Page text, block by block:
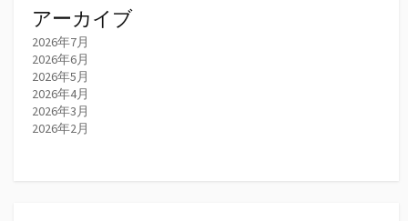
アーカイブ
2026年7月
2026年6月
2026年5月
2026年4月
2026年3月
2026年2月